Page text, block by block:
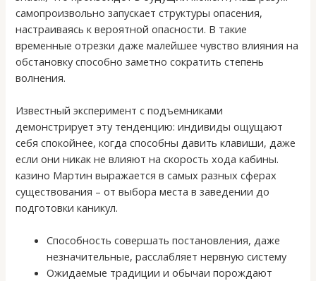
самопроизвольно запускает структуры опасения,
настраиваясь к вероятной опасности. В такие
временные отрезки даже малейшее чувство влияния на
обстановку способно заметно сократить степень
волнения.
Известный эксперимент с подъемниками
демонстрирует эту тенденцию: индивиды ощущают
себя спокойнее, когда способны давить клавиши, даже
если они никак не влияют на скорость хода кабины.
казино Мартин выражается в самых разных сферах
существования – от выбора места в заведении до
подготовки каникул.
Способность совершать постановления, даже
незначительные, расслабляет нервную систему
Ожидаемые традиции и обычаи порождают